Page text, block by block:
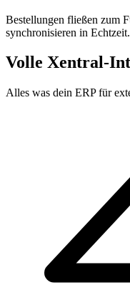
Bestellungen fließen zum
synchronisieren in Echtzeit.
Volle Xentral-
Alles was dein ERP für